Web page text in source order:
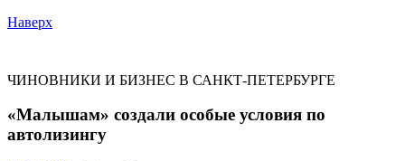
Наверх
ЧИНОВНИКИ И БИЗНЕС В САНКТ-ПЕТЕРБУРГЕ
«Малышам» создали особые условия по
автолизингу